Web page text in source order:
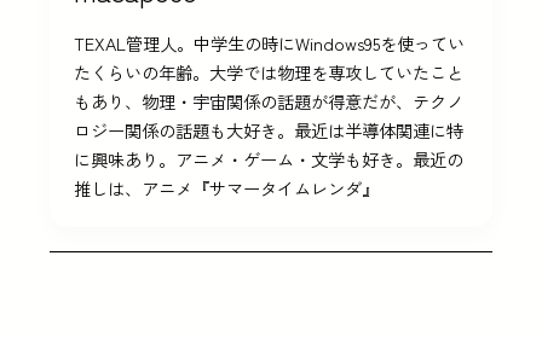
TEXAL管理人。中学生の時にWindows95を使ってい
たくらいの年齢。大学では物理を専攻していたこと
もあり、物理・宇宙関係の話題が得意だが、テクノ
ロジー関係の話題も大好き。最近は半導体関連に特
に興味あり。アニメ・ゲーム・文学も好き。最近の
推しは、アニメ『サマータイムレンダ』